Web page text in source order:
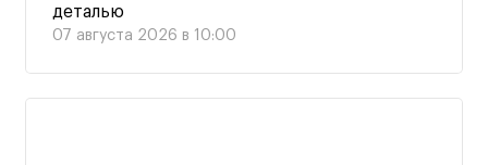
деталью
07 августа 2026 в 10:00